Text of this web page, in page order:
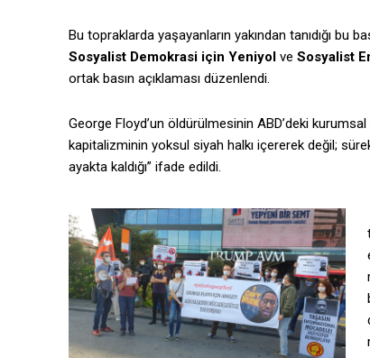
Bu topraklarda yaşayanların yakından tanıdığı bu
Sosyalist Demokrasi için Yeniyol ve Sosyalist
ortak basın açıklaması düzenlendi.
George Floyd’un öldürülmesinin ABD’deki
kapitalizminin yoksul siyah halkı içererek değil;
ayakta kaldığı” ifade edildi.